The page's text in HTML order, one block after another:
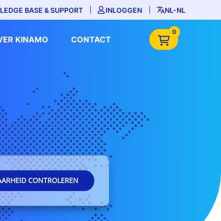
BASE & SUPPORT INLOGGEN NL-NL
KINAMO CONTACT
0
CONTROLEREN